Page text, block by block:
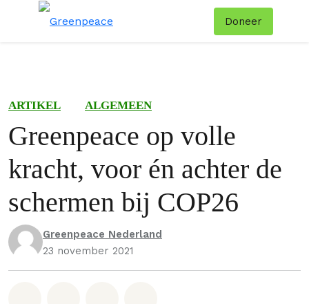
Doneer
ARTIKEL ALGEMEEN
Greenpeace op volle
kracht, voor én achter de
schermen bij COP26
Greenpeace Nederland
23 november 2021